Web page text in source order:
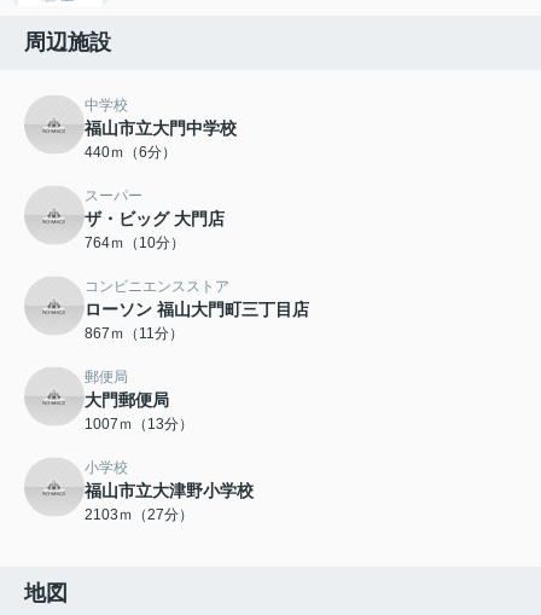
周辺施設
中学校
福山市立大門中学校
440ｍ（6分）
スーパー
ザ・ビッグ 大門店
764ｍ（10分）
コンビニエンスストア
ローソン 福山大門町三丁目店
867ｍ（11分）
郵便局
大門郵便局
1007ｍ（13分）
小学校
福山市立大津野小学校
2103ｍ（27分）
地図